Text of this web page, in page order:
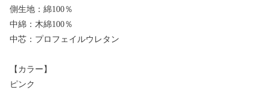
側生地：綿100％
中綿：木綿100％
中芯：プロフェイルウレタン
【カラー】
ピンク